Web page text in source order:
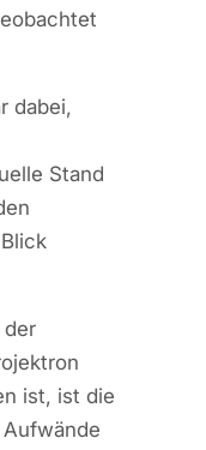
dabei,
Stand
der
ist, ist die